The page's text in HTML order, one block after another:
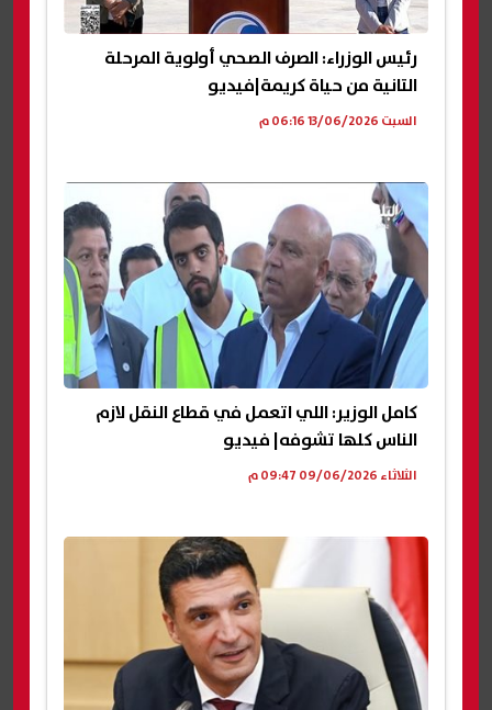
رئيس الوزراء: الصرف الصحي أولوية المرحلة
التانية من حياة كريمة|فيديو
السبت 13/06/2026 06:16 م
كامل الوزير: اللي اتعمل في قطاع النقل لازم
الناس كلها تشوفه| فيديو
الثلاثاء 09/06/2026 09:47 م